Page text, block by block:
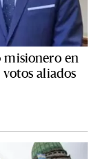
en
aliados